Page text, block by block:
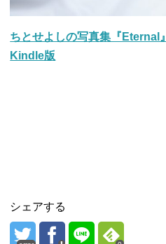
ちとせよしの写真集『Eternal
Kindle版
シェアする